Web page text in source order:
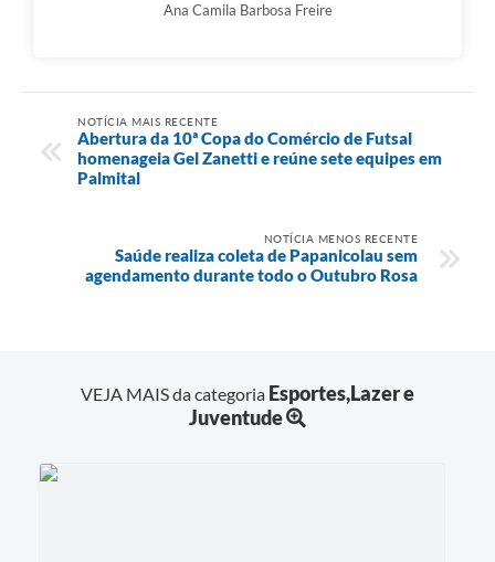
Ana Camila Barbosa Freire
NOTÍCIA MAIS RECENTE
Abertura da 10ª Copa do Comércio de Futsal
homenageia Gel Zanetti e reúne sete equipes em
Palmital
NOTÍCIA MENOS RECENTE
Saúde realiza coleta de Papanicolau sem
agendamento durante todo o Outubro Rosa
VEJA MAIS da categoria Esportes,Lazer e
Juventude